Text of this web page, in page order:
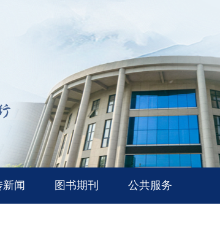
闻 图书期刊 公共服务